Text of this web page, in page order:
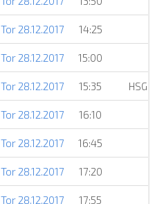
Tor 28.12.2017 14:25
Tor 28.12.2017 15:00
Tor 28.12.2017 15:35 HSG
Tor 28.12.2017 16:10
Tor 28.12.2017 16:45
Tor 28.12.2017 17:20
Tor 28.12.2017 17:55